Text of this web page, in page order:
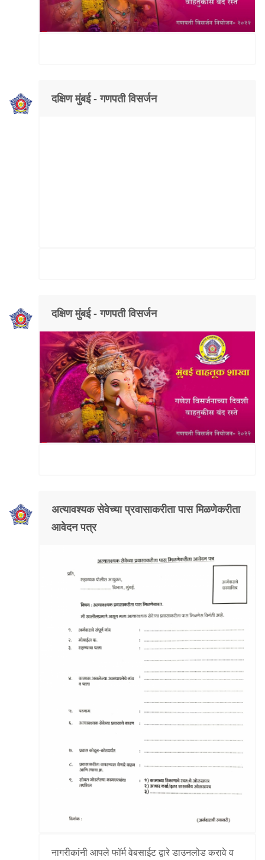
दक्षिण मुंबई - गणपती विसर्जन
दक्षिण मुंबई - गणपती विसर्जन
अत्यावश्यक सेवेच्या प्रवासाकरीता पास मिळणेकरीता
आवेदन पत्र
नागरीकांनी आपले फॉर्म वेबसाईट द्वारे डाउनलोड करावे व